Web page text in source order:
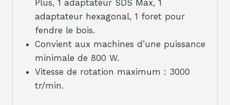
Plus, 1 adaptateur SDS Max, 1
adaptateur hexagonal, 1 foret pour
fendre le bois.
Convient aux machines d’une puissance
minimale de 800 W.
Vitesse de rotation maximum : 3000
tr/min.